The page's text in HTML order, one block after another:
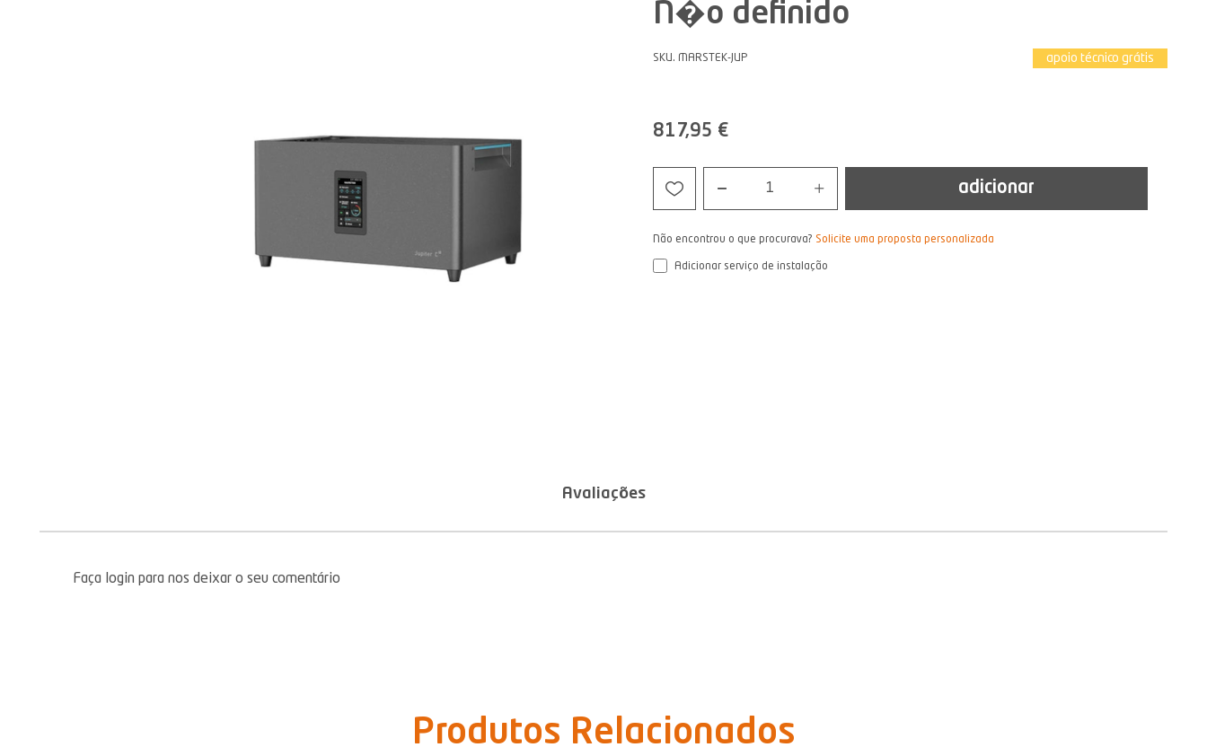
N�o definido
SKU. MARSTEK-JUP apoio técnico grátis
817,95 €
1 adicionar
Não encontrou o que procurava? Solicite uma proposta personalizada
Adicionar serviço de instalação
Avaliações
Faça login para nos deixar o seu comentário
Produtos Relacionados